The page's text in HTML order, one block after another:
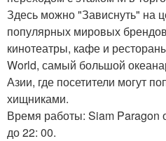
Здесь можно "Зависнуть" на
популярных мировых
кинотеатры, кафе и
World, самый большой
Азии, где посетители могут
хищниками.
Время работы: Siam Paragon
до 22: 00.